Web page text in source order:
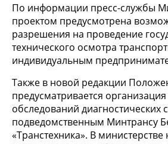
По информации пресс-службы
проектом предусмотрена
разрешения на проведение
технического осмотра
индивидуальным
Также в новой редакции
предусматривается
обследований диагностических
подведомственным Минтрансу
«Транстехника». В